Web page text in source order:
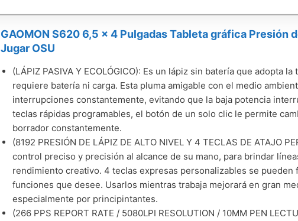
GAOMON S620 6,5 x 4 Pulgadas Tableta gráfica Presión
Jugar OSU
(LÁPIZ PASIVA Y ECOLÓGICO): Es un lápiz sin batería que adopta
requiere batería ni carga. Esta pluma amigable con el medio
interrupciones constantemente, evitando que la baja potencia
teclas rápidas programables, el botón de un solo clic le permite
borrador constantemente.
(8192 PRESIÓN DE LÁPIZ DE ALTO NIVEL Y 4 TECLAS DE ATAJO
control preciso y precisión al alcance de su mano, para brindar
rendimiento creativo. 4 teclas expresas personalizables se pueden
funciones que desee. Usarlos mientras trabaja mejorará en gran
especialmente por principintantes.
(266 PPS REPORT RATE / 5080LPI RESOLUTION / 10MM PEN